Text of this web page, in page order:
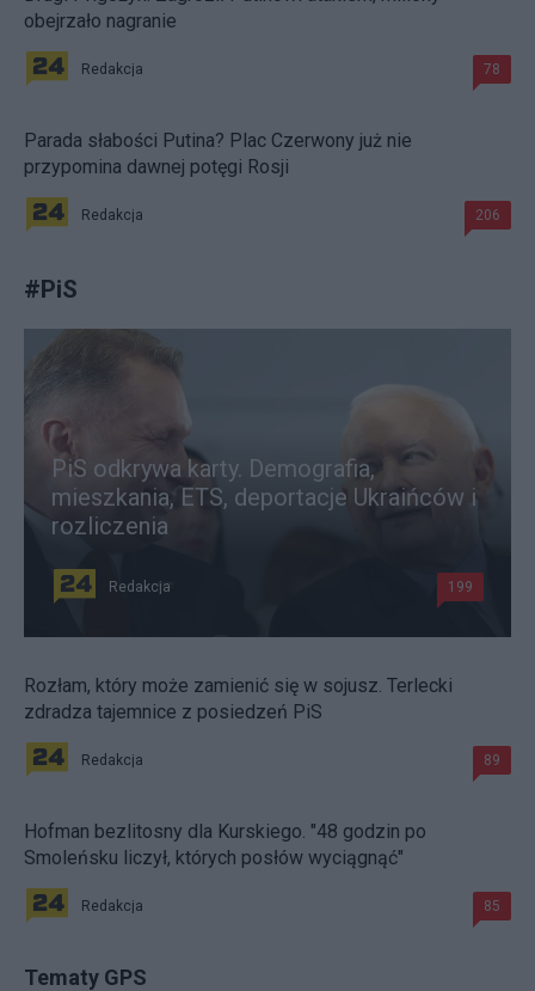
obejrzało nagranie
Redakcja 78
Parada słabości Putina? Plac Czerwony już nie
przypomina dawnej potęgi Rosji
Redakcja 206
#PiS
PiS odkrywa karty. Demografia,
mieszkania, ETS, deportacje Ukraińców i
rozliczenia
Redakcja 199
Rozłam, który może zamienić się w sojusz. Terlecki
zdradza tajemnice z posiedzeń PiS
Redakcja 89
Hofman bezlitosny dla Kurskiego. "48 godzin po
Smoleńsku liczył, których posłów wyciągnąć"
Redakcja 85
Tematy GPS